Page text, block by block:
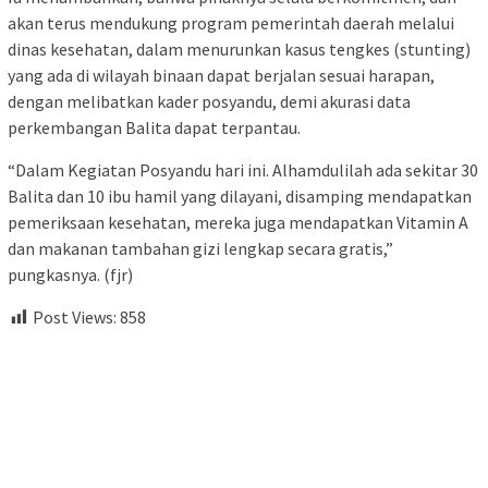
akan terus mendukung program pemerintah daerah melalui
dinas kesehatan, dalam menurunkan kasus tengkes (stunting)
yang ada di wilayah binaan dapat berjalan sesuai harapan,
dengan melibatkan kader posyandu, demi akurasi data
perkembangan Balita dapat terpantau.
“Dalam Kegiatan Posyandu hari ini. Alhamdulilah ada sekitar 30
Balita dan 10 ibu hamil yang dilayani, disamping mendapatkan
pemeriksaan kesehatan, mereka juga mendapatkan Vitamin A
dan makanan tambahan gizi lengkap secara gratis,”
pungkasnya. (fjr)
Post Views: 858